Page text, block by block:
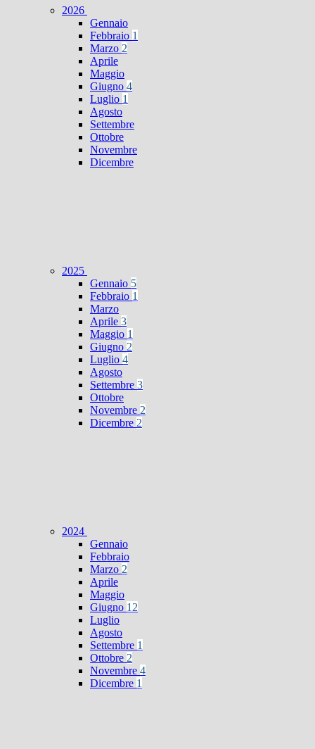
2026
Gennaio
Febbraio 1
Marzo 2
Aprile
Maggio
Giugno 4
Luglio 1
Agosto
Settembre
Ottobre
Novembre
Dicembre
2025
Gennaio 5
Febbraio 1
Marzo
Aprile 3
Maggio 1
Giugno 2
Luglio 4
Agosto
Settembre 3
Ottobre
Novembre 2
Dicembre 2
2024
Gennaio
Febbraio
Marzo 2
Aprile
Maggio
Giugno 12
Luglio
Agosto
Settembre 1
Ottobre 2
Novembre 4
Dicembre 1